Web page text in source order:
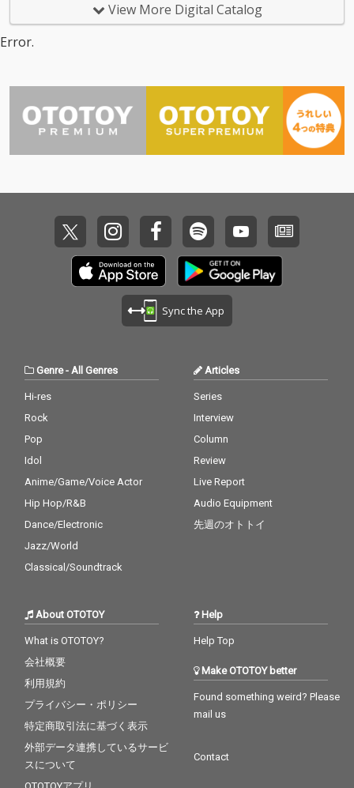
View More Digital Catalog
Error.
Sync the App
Genre- All Genres
Hi-res
Rock
Pop
Idol
Anime/Game/Voice Actor
Hip Hop/R&B
Dance/Electronic
Jazz/World
Classical/Soundtrack
Articles
Series
Interview
Column
Review
Live Report
Audio Equipment
先週のオトトイ
About OTOTOY
What is OTOTOY?
会社概要
利用規約
プライバシー・ポリシー
特定商取引法に基づく表示
外部データ連携しているサービ
スについて
Help
Help Top
Make OTOTOY better
Found something weird? Please
mail us
Contact